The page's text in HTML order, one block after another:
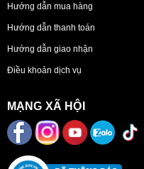
Hướng dẫn mua hàng
Hướng dẫn thanh toán
Hướng dẫn giao nhận
Điều khoản dịch vụ
MẠNG XÃ HỘI